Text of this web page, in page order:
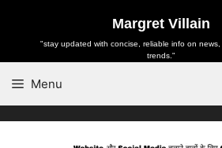
content
Margret Villain
"stay updated with concise, reliable info on news,
trends."
Menu